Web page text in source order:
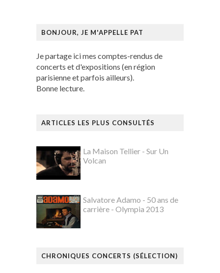
BONJOUR, JE M'APPELLE PAT
Je partage ici mes comptes-rendus de
concerts et d'expositions (en région
parisienne et parfois ailleurs).
Bonne lecture.
ARTICLES LES PLUS CONSULTÉS
La Maison Tellier - Sur Un
Volcan
Salvatore Adamo - 50 ans de
carrière - Olympia 2013
CHRONIQUES CONCERTS (SÉLECTION)